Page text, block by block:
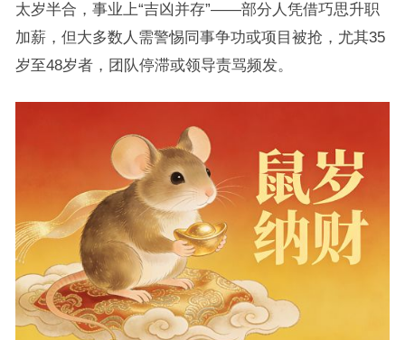
太岁半合，事业上“吉凶并存”——部分人凭借巧思升职
加薪，但大多数人需警惕同事争功或项目被抢，尤其35
岁至48岁者，团队停滞或领导责骂频发。